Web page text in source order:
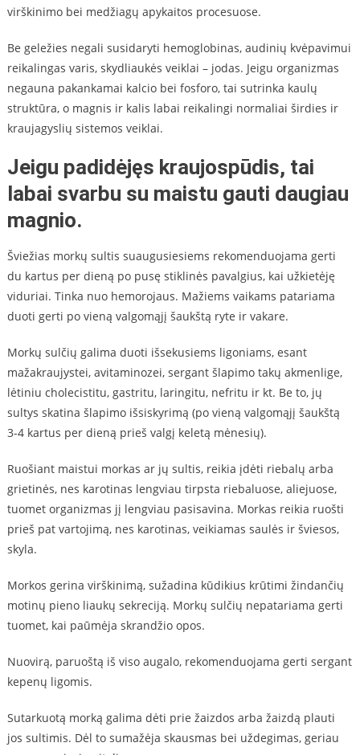
virškinimo bei medžiagų apykaitos procesuose.
Be geležies negali susidaryti hemoglobinas, audinių kvėpavimui
reikalingas varis, skydliaukės veiklai – jodas. Jeigu organizmas
negauna pakankamai kalcio bei fosforo, tai sutrinka kaulų
struktūra, o magnis ir kalis labai reikalingi normaliai širdies ir
kraujagyslių sistemos veiklai.
Jeigu padidėjęs kraujospūdis, tai
labai svarbu su maistu gauti daugiau
magnio.
Šviežias morkų sultis suaugusiesiems rekomenduojama gerti
du kartus per dieną po pusę stiklinės pavalgius, kai užkietėję
viduriai. Tinka nuo hemorojaus. Mažiems vaikams patariama
duoti gerti po vieną valgomąjį šaukštą ryte ir vakare.
Morkų sulčių galima duoti išsekusiems ligoniams, esant
mažakraujystei, avitaminozei, sergant šlapimo takų akmenlige,
lėtiniu cholecistitu, gastritu, laringitu, nefritu ir kt. Be to, jų
sultys skatina šlapimo išsiskyrimą (po vieną valgomąjį šaukštą
3-4 kartus per dieną prieš valgį keletą mėnesių).
Ruošiant maistui morkas ar jų sultis, reikia įdėti riebalų arba
grietinės, nes karotinas lengviau tirpsta riebaluose, aliejuose,
tuomet organizmas jį lengviau pasisavina. Morkas reikia ruošti
prieš pat vartojimą, nes karotinas, veikiamas saulės ir šviesos,
skyla.
Morkos gerina virškinimą, sužadina kūdikius krūtimi žindančių
motinų pieno liaukų sekreciją. Morkų sulčių nepatariama gerti
tuomet, kai paūmėja skrandžio opos.
Nuovirą, paruoštą iš viso augalo, rekomenduojama gerti sergant
kepenų ligomis.
Sutarkuotą morką galima dėti prie žaizdos arba žaizdą plauti
jos sultimis. Dėl to sumažėja skausmas bei uždegimas, geriau